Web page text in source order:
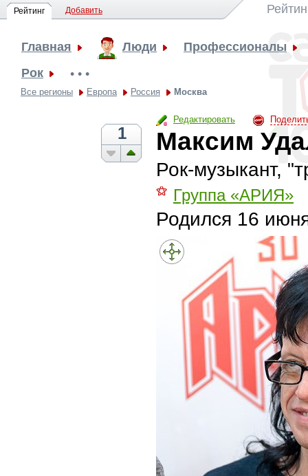
Рейтинг Добавить
Главная Люди
Профессионалы
Рок
• • •
Все регионы Европа Россия Москва
Редактировать
1 Максим
Рок-музыкант,
⚝ Группа «АРИЯ»
Родился 16